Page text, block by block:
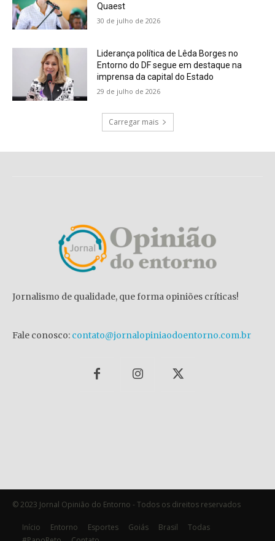
Quaest
30 de julho de 2026
Liderança política de Lêda Borges no
Entorno do DF segue em destaque na
imprensa da capital do Estado
29 de julho de 2026
Carregar mais
Jornalismo de qualidade, que forma opiniões críticas!
Fale conosco: contato@jornalopiniaodoentorno.com.br
© 2023 Jornal Opinião do Entorno - Todos os direitos reservados
Início Entorno Esportes Goiás Brasil
Todas